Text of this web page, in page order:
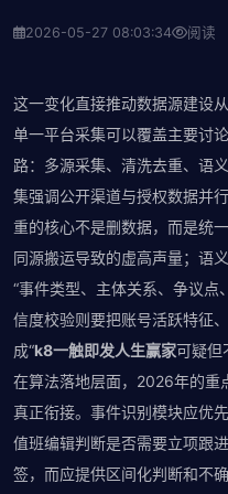
2026-05-27 08:03:34 阅读
这一变化直接推动数据源建设
单一平台采集可以覆盖主要讨
路：多源采集、清洗去重、语
集强调公开渠道与授权数据并
重的核心不是删数据，而是统
同源搬运导致的虚高声量；语
“事件类型、主体关系、争议点
信度校验则要把账号活跃特征
成“k8一触即发人生赢家可疑但
在算法落地层面，2026年的重
真正衔接。事件识别模块应优
值班编辑判断是否需要立项跟
签，而应提供区间化判断和不